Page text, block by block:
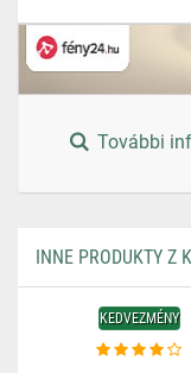
További
INNE PRODUKTY Z
KEDVEZMÉNY